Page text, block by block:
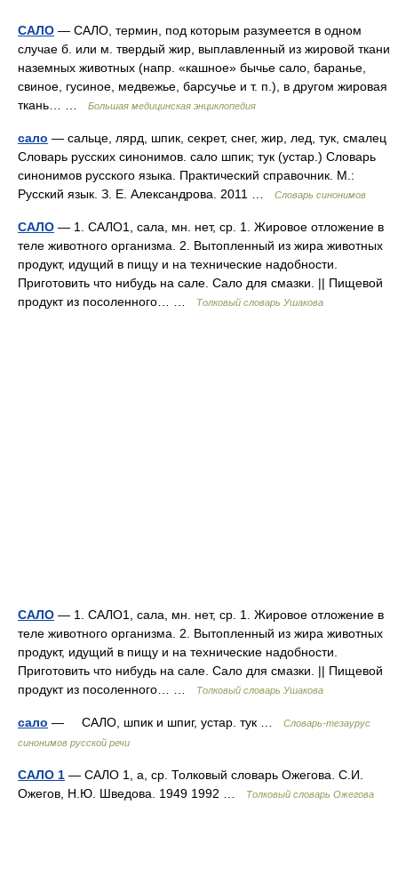
САЛО — САЛО, термин, под которым разумеется в одном
случае б. или м. твердый жир, выплавленный из жировой ткани
наземных животных (напр. «кашное» бычье сало, баранье,
свиное, гусиное, медвежье, барсучье и т. п.), в другом жировая
ткань… …
Большая медицинская энциклопедия
сало — сальце, лярд, шпик, секрет, снег, жир, лед, тук, смалец
Словарь русских синонимов. сало шпик; тук (устар.) Словарь
синонимов русского языка. Практический справочник. М.:
Русский язык. З. Е. Александрова. 2011 …
Словарь синонимов
САЛО — 1. САЛО1, сала, мн. нет, ср. 1. Жировое отложение в
теле животного организма. 2. Вытопленный из жира животных
продукт, идущий в пищу и на технические надобности.
Приготовить что нибудь на сале. Сало для смазки. || Пищевой
продукт из посоленного… …
Толковый словарь Ушакова
САЛО — 1. САЛО1, сала, мн. нет, ср. 1. Жировое отложение в
теле животного организма. 2. Вытопленный из жира животных
продукт, идущий в пищу и на технические надобности.
Приготовить что нибудь на сале. Сало для смазки. || Пищевой
продукт из посоленного… …
Толковый словарь Ушакова
сало — САЛО, шпик и шпиг, устар. тук …
Словарь-тезаурус
синонимов русской речи
САЛО 1 — САЛО 1, а, ср. Толковый словарь Ожегова. С.И.
Ожегов, Н.Ю. Шведова. 1949 1992 …
Толковый словарь Ожегова